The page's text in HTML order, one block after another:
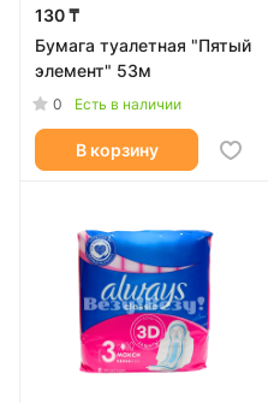
130 ₸
Бумага туалетная "Пятый
элемент" 53м
0 Есть в наличии
В корзину